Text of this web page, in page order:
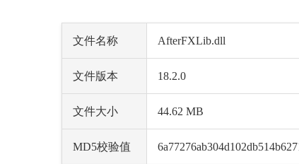
文件名称 AfterFXLib.dll
文件版本 18.2.0
文件大小 44.62 MB
MD5校验值